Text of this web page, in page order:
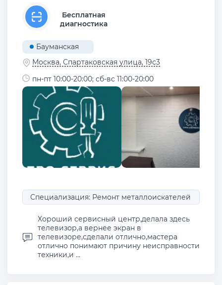
Бесплатная
диагностика
Бауманская
Москва, Спартаковская улица, 19с3
пн-пт 10:00-20:00; сб-вс 11:00-20:00
Специализация: Ремонт металлоискателей
Хороший сервисный центр,делала здесь
телевизор,а вернее экран в
телевизоре,сделали отлично,мастера
отлично понимают причину неисправности
техники,и ...